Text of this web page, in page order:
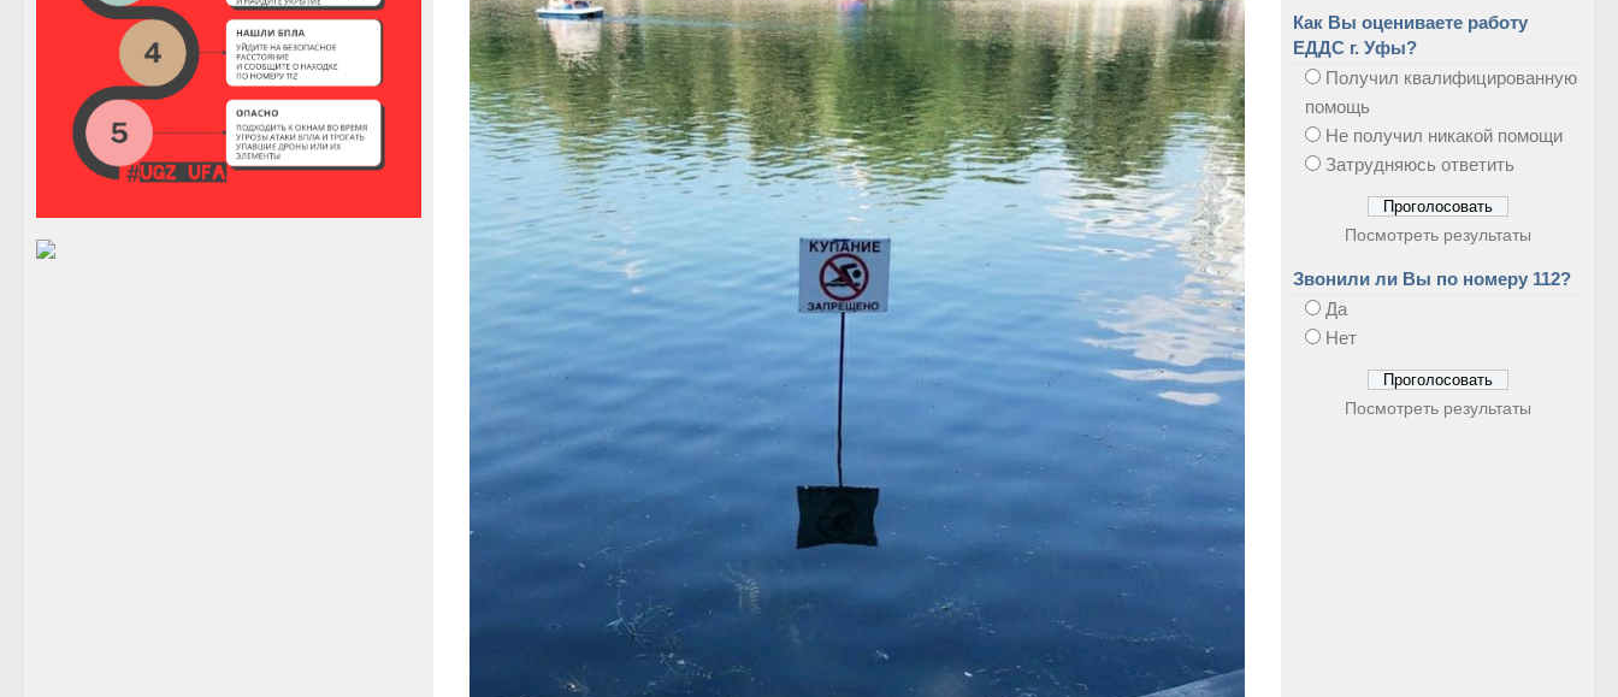
Как Вы оцениваете работу
ЕДДС г. Уфы?
Получил квалифицированную
помощь
Не получил никакой помощи
Затрудняюсь ответить
Посмотреть результаты
Звонили ли Вы по номеру 112?
Да
Нет
Посмотреть результаты